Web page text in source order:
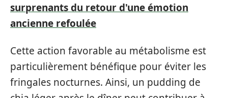
surprenants du retour d'une émotion
ancienne refoulée
Cette action favorable au métabolisme est
particulièrement bénéfique pour éviter les
fringales nocturnes. Ainsi, un pudding de